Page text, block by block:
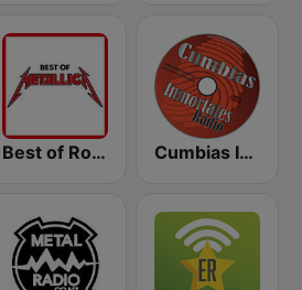
Best of Rock - Metallica Cumbias Inmortales Radio